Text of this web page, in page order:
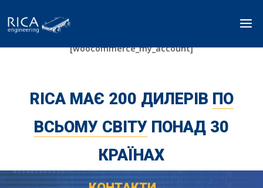
[woocommerce_my_account]
RICA МАЄ 200 ДИЛЕРІВ ПО
ВСЬОМУ СВІТУ ПОНАД 30
КРАЇНАХ